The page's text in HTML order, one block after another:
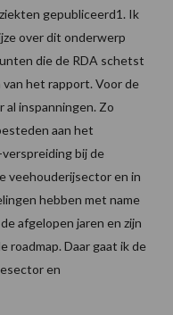
gepubliceerd1. Ik
over dit onderwerp
die de RDA schetst
van het rapport. Voor de
al inspanningen. Zo
aan het
bij de
veehouderijsector en in
hebben met name
afgelopen jaren en zijn
roadmap. Daar gaat ik de
en